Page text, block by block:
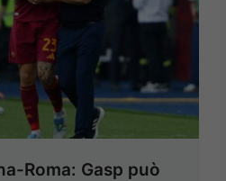
Roma: Gasp può